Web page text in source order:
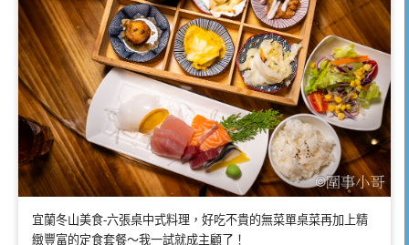
宜蘭冬山美食-六張桌中式料理，好吃不貴的無菜單桌菜再加上精
緻豐富的定食套餐～我一試就成主顧了！